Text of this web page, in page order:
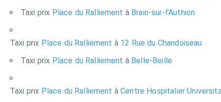
Taxi prix Place du Ralliement à Brain-sur-l'Authion
Taxi prix Place du Ralliement à 12 Rue du Chandoiseau
Taxi prix Place du Ralliement à Belle-Beille
Taxi prix Place du Ralliement à Centre Hospitalier